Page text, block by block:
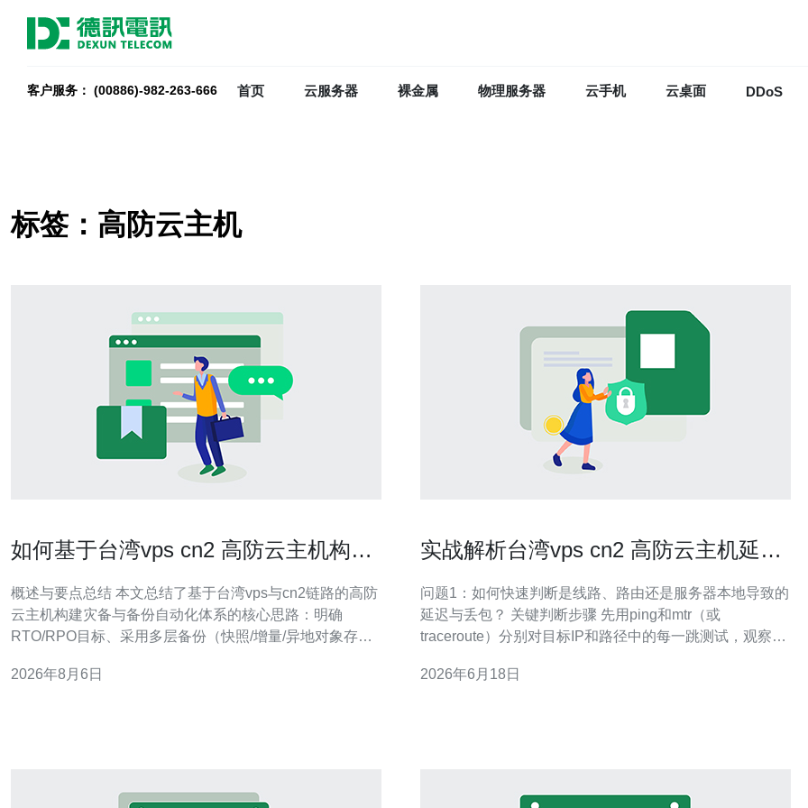
客户服务： (00886)-982-263-666 首页 云服务器 裸金属 物理服务器 云手机 云桌面 DDoS
标签：高防云主机
如何基于台湾vps cn2 高防云主机构建
概述与要点总结 本文总结了基于台湾vps与cn2链路的高防
云主机构建灾备与备份自动化体系的核心思路：明确
RTO/RPO目标、采用多层备份（快照/增量/异地对象存
低恢复压力、并通过自动化工具（脚本/Ansible/CI/CD）实
2026年8月6日
实战解析台湾vps cn2 高防云主机延迟
问题1：如何快速判断是线路、路由还是服务器本地导致的
延迟与丢包？ 关键判断步骤 先用ping和mtr（或
traceroute）分别对目标IP和路径中的每一跳测试，观察哪
线路或上游路由；若本地环节稳定、出口跳变差，可能为
2026年6月18日